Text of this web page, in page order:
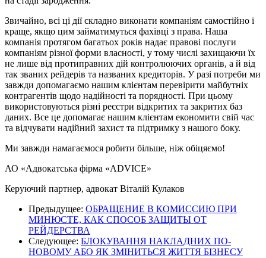
Звичайно, всі ці дії складно виконати компаніям самостійно і
краще, якщо цим займатимуться фахівці з права. Наша
компанія протягом багатьох років надає правові послуги
компаніям різної форми власності, у тому числі захищаючи їх
не лише від протиправних дій контролюючих органів, а й від
так званих рейдерів та названих кредиторів. У разі потреби ми
завжди допомагаємо нашим клієнтам перевірити майбутніх
контрагентів щодо надійності та порядності. При цьому
використовуються різні реєстри відкритих та закритих баз
даних. Все це допомагає нашим клієнтам економити свій час
та відчувати надійний захист та підтримку з нашого боку.
Ми завжди намагаємося робити більше, ніж обіцяємо!
АО «Адвокатська фірма «ADVICE»
Керуючий партнер, адвокат Віталій Кулаков
Предыдущее: ОБРАЩЕНИЕ В КОМИССИЮ ПРИ
МИНЮСТЕ, КАК СПОСОБ ЗАЩИТЫ ОТ
РЕЙДЕРСТВА
Следующее: БЛОКУВАННЯ НАКЛАДНИХ ПО-
НОВОМУ АБО ЯК ЗМІНИТЬСЯ ЖИТТЯ БІЗНЕСУ